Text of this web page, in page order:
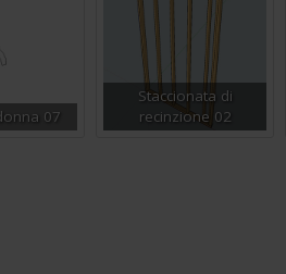
07
Staccionata di
recinzione 02